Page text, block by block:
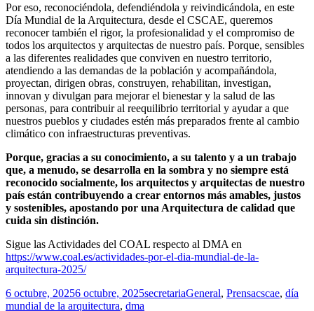
Por eso, reconociéndola, defendiéndola y reivindicándola, en este
Día Mundial de la Arquitectura, desde el CSCAE, queremos
reconocer también el rigor, la profesionalidad y el compromiso de
todos los arquitectos y arquitectas de nuestro país. Porque, sensibles
a las diferentes realidades que conviven en nuestro territorio,
atendiendo a las demandas de la población y acompañándola,
proyectan, dirigen obras, construyen, rehabilitan, investigan,
innovan y divulgan para mejorar el bienestar y la salud de las
personas, para contribuir al reequilibrio territorial y ayudar a que
nuestros pueblos y ciudades estén más preparados frente al cambio
climático con infraestructuras preventivas.
Porque, gracias a su conocimiento, a su talento y a un trabajo
que, a menudo, se desarrolla en la sombra y no siempre está
reconocido socialmente, los arquitectos y arquitectas de nuestro
país están contribuyendo a crear entornos más amables, justos
y sostenibles, apostando por una Arquitectura de calidad que
cuida sin distinción.
https://www.coal.es/actividades-por-el-dia-mundial-de-la-
arquitectura-2025/
Publicado
el
6 octubre, 20256 octubre, 2025Autor
secretariaCategorías
General, PrensaEtiquetas
cscae, día
mundial de la arquitectura, dma